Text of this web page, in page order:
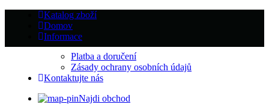
Katalog zboží
Domov
Informace
Platba a doručení
Zásady ochrany osobních údajů
Kontaktujte nás
Najdi obchod